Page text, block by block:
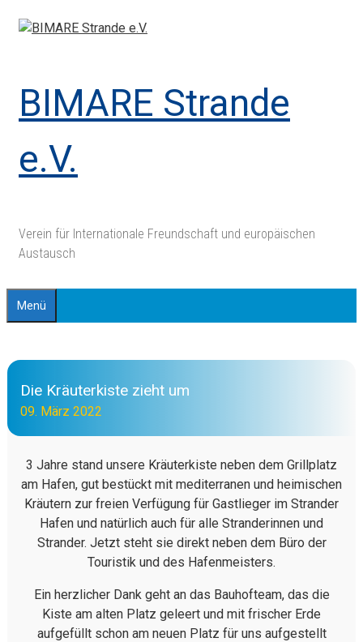
Zum
Inhalt
BIMARE Strande
e.V.
Verein für Internationale Freundschaft und europäischen
Austausch
Menü
Die Kräuterkiste zieht um
09. März 2022
3 Jahre stand unsere Kräuterkiste neben dem Grillplatz
am Hafen, gut bestückt mit mediterranen und heimischen
Kräutern zur freien Verfügung für Gastlieger im Strander
Hafen und natürlich auch für alle Stranderinnen und
Strander. Jetzt steht sie direkt neben dem Büro der
Touristik und des Hafenmeisters.
Ein herzlicher Dank geht an das Bauhofteam, das die
Kiste am alten Platz geleert und mit frischer Erde
aufgefüllt schon am neuen Platz für uns aufgestellt